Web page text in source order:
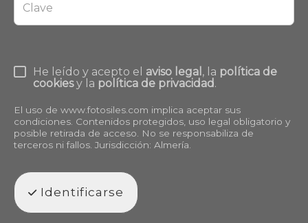
He leído y acepto el aviso legal , la política de
cookiesy la política de privacidad.
El uso de www.fotosiles.com implica aceptar sus
condiciones. Contenidos protegidos, uso legal obligatorio y
posible retirada de acceso. No se responsabiliza de
terceros ni fallos. Jurisdicción: Almería.
Identificarse